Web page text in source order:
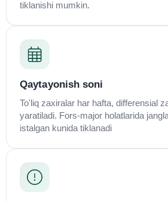
tiklanishi mumkin.
Qaytayonish soni
To'liq zaxiralar har hafta, differensial
yaratiladi. Fors-major holatlarida
istalgan kunida tiklanadi